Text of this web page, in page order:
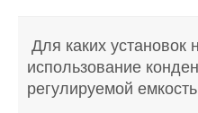
Для каких установок
использование
регулируемой